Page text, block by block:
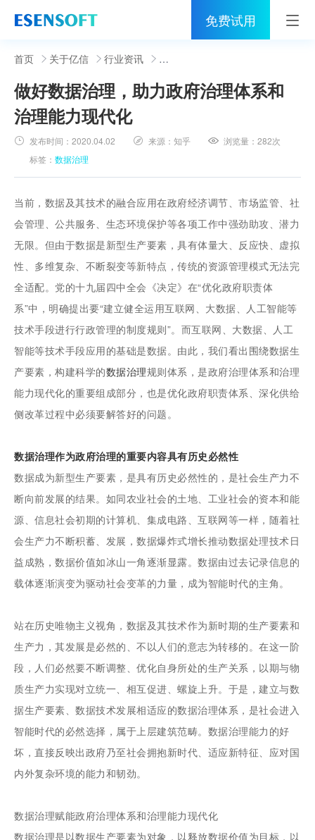
免费试用
首页
睿治
解决方案
伙伴
社区
关于亿信
400-0011-866
首页 关于亿信 行业资讯
做好数据治理，助力政府治理体系和
治理能力现代化
发布时间：2020.04.02 来源：知乎 浏览量：282次
标签：数据治理
当前，数据及其技术的融合应用在政府经济调节、市场监管、社
会管理、公共服务、生态环境保护等各项工作中强劲助攻、潜力
无限。但由于数据是新型生产要素，具有体量大、反应快、虚拟
性、多维复杂、不断裂变等新特点，传统的资源管理模式无法完
全适配。党的十九届四中全会《决定》在“优化政府职责体
系”中，明确提出要“建立健全运用互联网、大数据、人工智能等
技术手段进行行政管理的制度规则”。而互联网、大数据、人工
智能等技术手段应用的基础是数据。由此，我们看出围绕数据生
产要素，构建科学的数据治理规则体系，是政府治理体系和治理
能力现代化的重要组成部分，也是优化政府职责体系、深化供给
侧改革过程中必须要解答好的问题。
数据治理作为政府治理的重要内容具有历史必然性
数据成为新型生产要素，是具有历史必然性的，是社会生产力不
断向前发展的结果。如同农业社会的土地、工业社会的资本和能
源、信息社会初期的计算机、集成电路、互联网等一样，随着社
会生产力不断积蓄、发展，数据爆炸式增长推动数据处理技术日
益成熟，数据价值如冰山一角逐渐显露。数据由过去记录信息的
载体逐渐演变为驱动社会变革的力量，成为智能时代的主角。
站在历史唯物主义视角，数据及其技术作为新时期的生产要素和
生产力，其发展是必然的、不以人们的意志为转移的。在这一阶
段，人们必然要不断调整、优化自身所处的生产关系，以期与物
质生产力实现对立统一、相互促进、螺旋上升。于是，建立与数
据生产要素、数据技术发展相适应的数据治理体系，是社会进入
智能时代的必然选择，属于上层建筑范畴。数据治理能力的好
坏，直接反映出政府乃至社会拥抱新时代、适应新特征、应对国
内外复杂环境的能力和韧劲。
数据治理赋能政府治理体系和治理能力现代化
数据治理是以数据生产要素为对象，以释放数据价值为目标，以